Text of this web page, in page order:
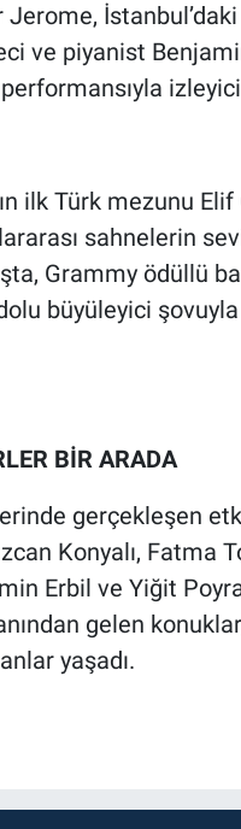
ve piyanist
performansıyla
ilk Türk mezunu Elif
sahnelerin
Grammy ödüllü
büyüleyici
BİR ARADA
gerçekleşen
Konyalı, Fatma
Erbil ve Yiğit
gelen
yaşadı.